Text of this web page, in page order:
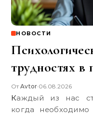
НОВОСТИ
трудностях
ОтAvtor•06.08.2026
Каждый из нас сталкивается с ситуациями,
когда